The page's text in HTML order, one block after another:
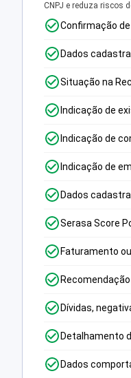
CNPJ e reduza riscos
Confirmação
Dados
Situação na
Indicação de
Indicação de
Indicação de
Dados
Serasa Score
Faturamento
Dívidas,
Detalhamento
Dados